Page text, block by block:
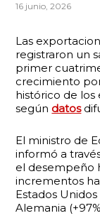
16 junio, 2026
Las
registraron un
primer
crecimiento
histórico de
según datos
El ministro de
informó a
el desempeño
incrementos
Estados Unidos
Alemania